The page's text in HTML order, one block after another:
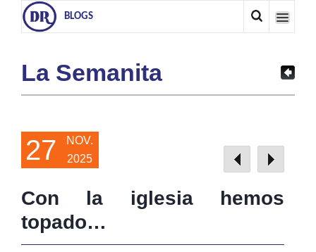
BLOGS
La Semanita
27
NOV.
2025
Con la iglesia hemos
topado…